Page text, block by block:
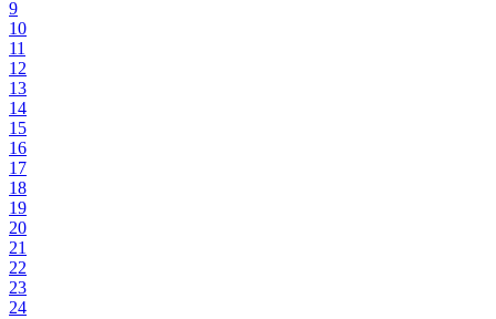
9
10
11
12
13
14
15
16
17
18
19
20
21
22
23
24